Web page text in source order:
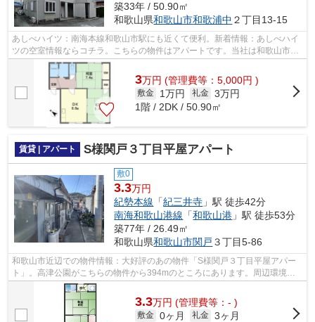
築33年 / 50.90㎡
和歌山県和歌山市和歌浦中 ２丁目13-15
あしべハイツ：南海本線和歌山市駅にも近くて便利。新着情報：あしべハイ
ツの空室情報ならコチラ。こちらの物件はアパートです。当社は和歌山市や
南海本線和歌山市付近での物件情報を...
3万円 (管理費等：5,000円 )
敷金 1万円 礼金 3万円
1階 / 2DK / 50.90㎡
賃貸 | アパート S様関戸３丁目平屋アパート
敷0
3.3万円
紀勢本線 「紀三井寺 」駅 徒歩42分
南海和歌山港線 「和歌山港 」駅 徒歩53分
築77年 / 26.49㎡
和歌山県和歌山市関戸 ３丁目5-86
和歌山市近辺での物件情報：大好評のあの物件「S様関戸３丁目平屋アパー
ト」。高津公園がこちらの物件から394mのところにあります。周辺環境が
整っていることの多い、充実のアパート物...
3.3万円 (管理費等：- )
敷金 0ヶ月 礼金 3ヶ月